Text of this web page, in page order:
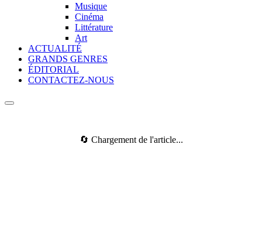
Musique
Cinéma
Littérature
Art
ACTUALITÉ
GRANDS GENRES
ÉDITORIAL
CONTACTEZ-NOUS
🔄 Chargement de l'article...